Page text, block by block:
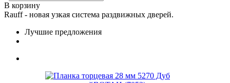
В корзину
Rauff - новая узкая система раздвижных дверей.
Лучшие предложения